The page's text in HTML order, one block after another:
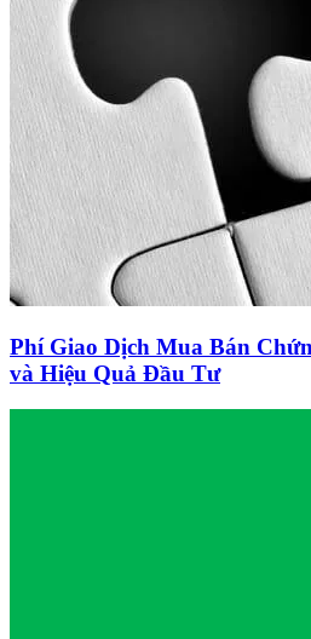
Phí Giao Dịch Mua Bán
và Hiệu Quả Đầu Tư